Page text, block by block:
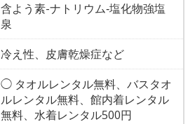
含よう素-ナトリウム‐塩化物強塩
泉
冷え性、皮膚乾燥症など
◯ タオルレンタル無料、バスタオ
ルレンタル無料、館内着レンタル
無料、水着レンタル500円